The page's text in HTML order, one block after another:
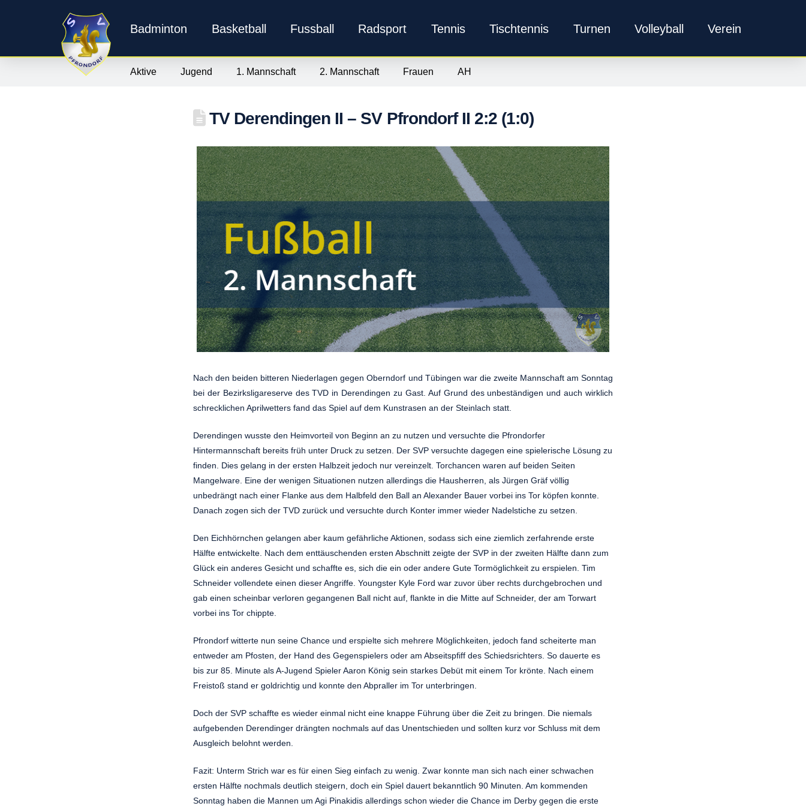
Badminton Basketball Fussball Radsport Tennis Tischtennis Turnen Volleyball Verein
Aktive Jugend 1. Mannschaft 2. Mannschaft Frauen AH
TV Derendingen II – SV Pfrondorf II 2:2 (1:0)
Nach den beiden bitteren Niederlagen gegen Oberndorf und Tübingen war die zweite Mannschaft am Sonntag
bei der Bezirksligareserve des TVD in Derendingen zu Gast. Auf Grund des unbeständigen und auch wirklich
schrecklichen Aprilwetters fand das Spiel auf dem Kunstrasen an der Steinlach statt.
Derendingen wusste den Heimvorteil von Beginn an zu nutzen und versuchte die Pfrondorfer
Hintermannschaft bereits früh unter Druck zu setzen. Der SVP versuchte dagegen eine spielerische Lösung zu
finden. Dies gelang in der ersten Halbzeit jedoch nur vereinzelt. Torchancen waren auf beiden Seiten
Mangelware. Eine der wenigen Situationen nutzen allerdings die Hausherren, als Jürgen Gräf völlig
unbedrängt nach einer Flanke aus dem Halbfeld den Ball an Alexander Bauer vorbei ins Tor köpfen konnte.
Danach zogen sich der TVD zurück und versuchte durch Konter immer wieder Nadelstiche zu setzen.
Den Eichhörnchen gelangen aber kaum gefährliche Aktionen, sodass sich eine ziemlich zerfahrende erste
Hälfte entwickelte. Nach dem enttäuschenden ersten Abschnitt zeigte der SVP in der zweiten Hälfte dann zum
Glück ein anderes Gesicht und schaffte es, sich die ein oder andere Gute Tormöglichkeit zu erspielen. Tim
Schneider vollendete einen dieser Angriffe. Youngster Kyle Ford war zuvor über rechts durchgebrochen und
gab einen scheinbar verloren gegangenen Ball nicht auf, flankte in die Mitte auf Schneider, der am Torwart
vorbei ins Tor chippte.
Pfrondorf witterte nun seine Chance und erspielte sich mehrere Möglichkeiten, jedoch fand scheiterte man
entweder am Pfosten, der Hand des Gegenspielers oder am Abseitspfiff des Schiedsrichters. So dauerte es
bis zur 85. Minute als A-Jugend Spieler Aaron König sein starkes Debüt mit einem Tor krönte. Nach einem
Freistoß stand er goldrichtig und konnte den Abpraller im Tor unterbringen.
Doch der SVP schaffte es wieder einmal nicht eine knappe Führung über die Zeit zu bringen. Die niemals
aufgebenden Derendinger drängten nochmals auf das Unentschieden und sollten kurz vor Schluss mit dem
Ausgleich belohnt werden.
Fazit: Unterm Strich war es für einen Sieg einfach zu wenig. Zwar konnte man sich nach einer schwachen
ersten Hälfte nochmals deutlich steigern, doch ein Spiel dauert bekanntlich 90 Minuten. Am kommenden
Sonntag haben die Mannen um Agi Pinakidis allerdings schon wieder die Chance im Derby gegen die erste